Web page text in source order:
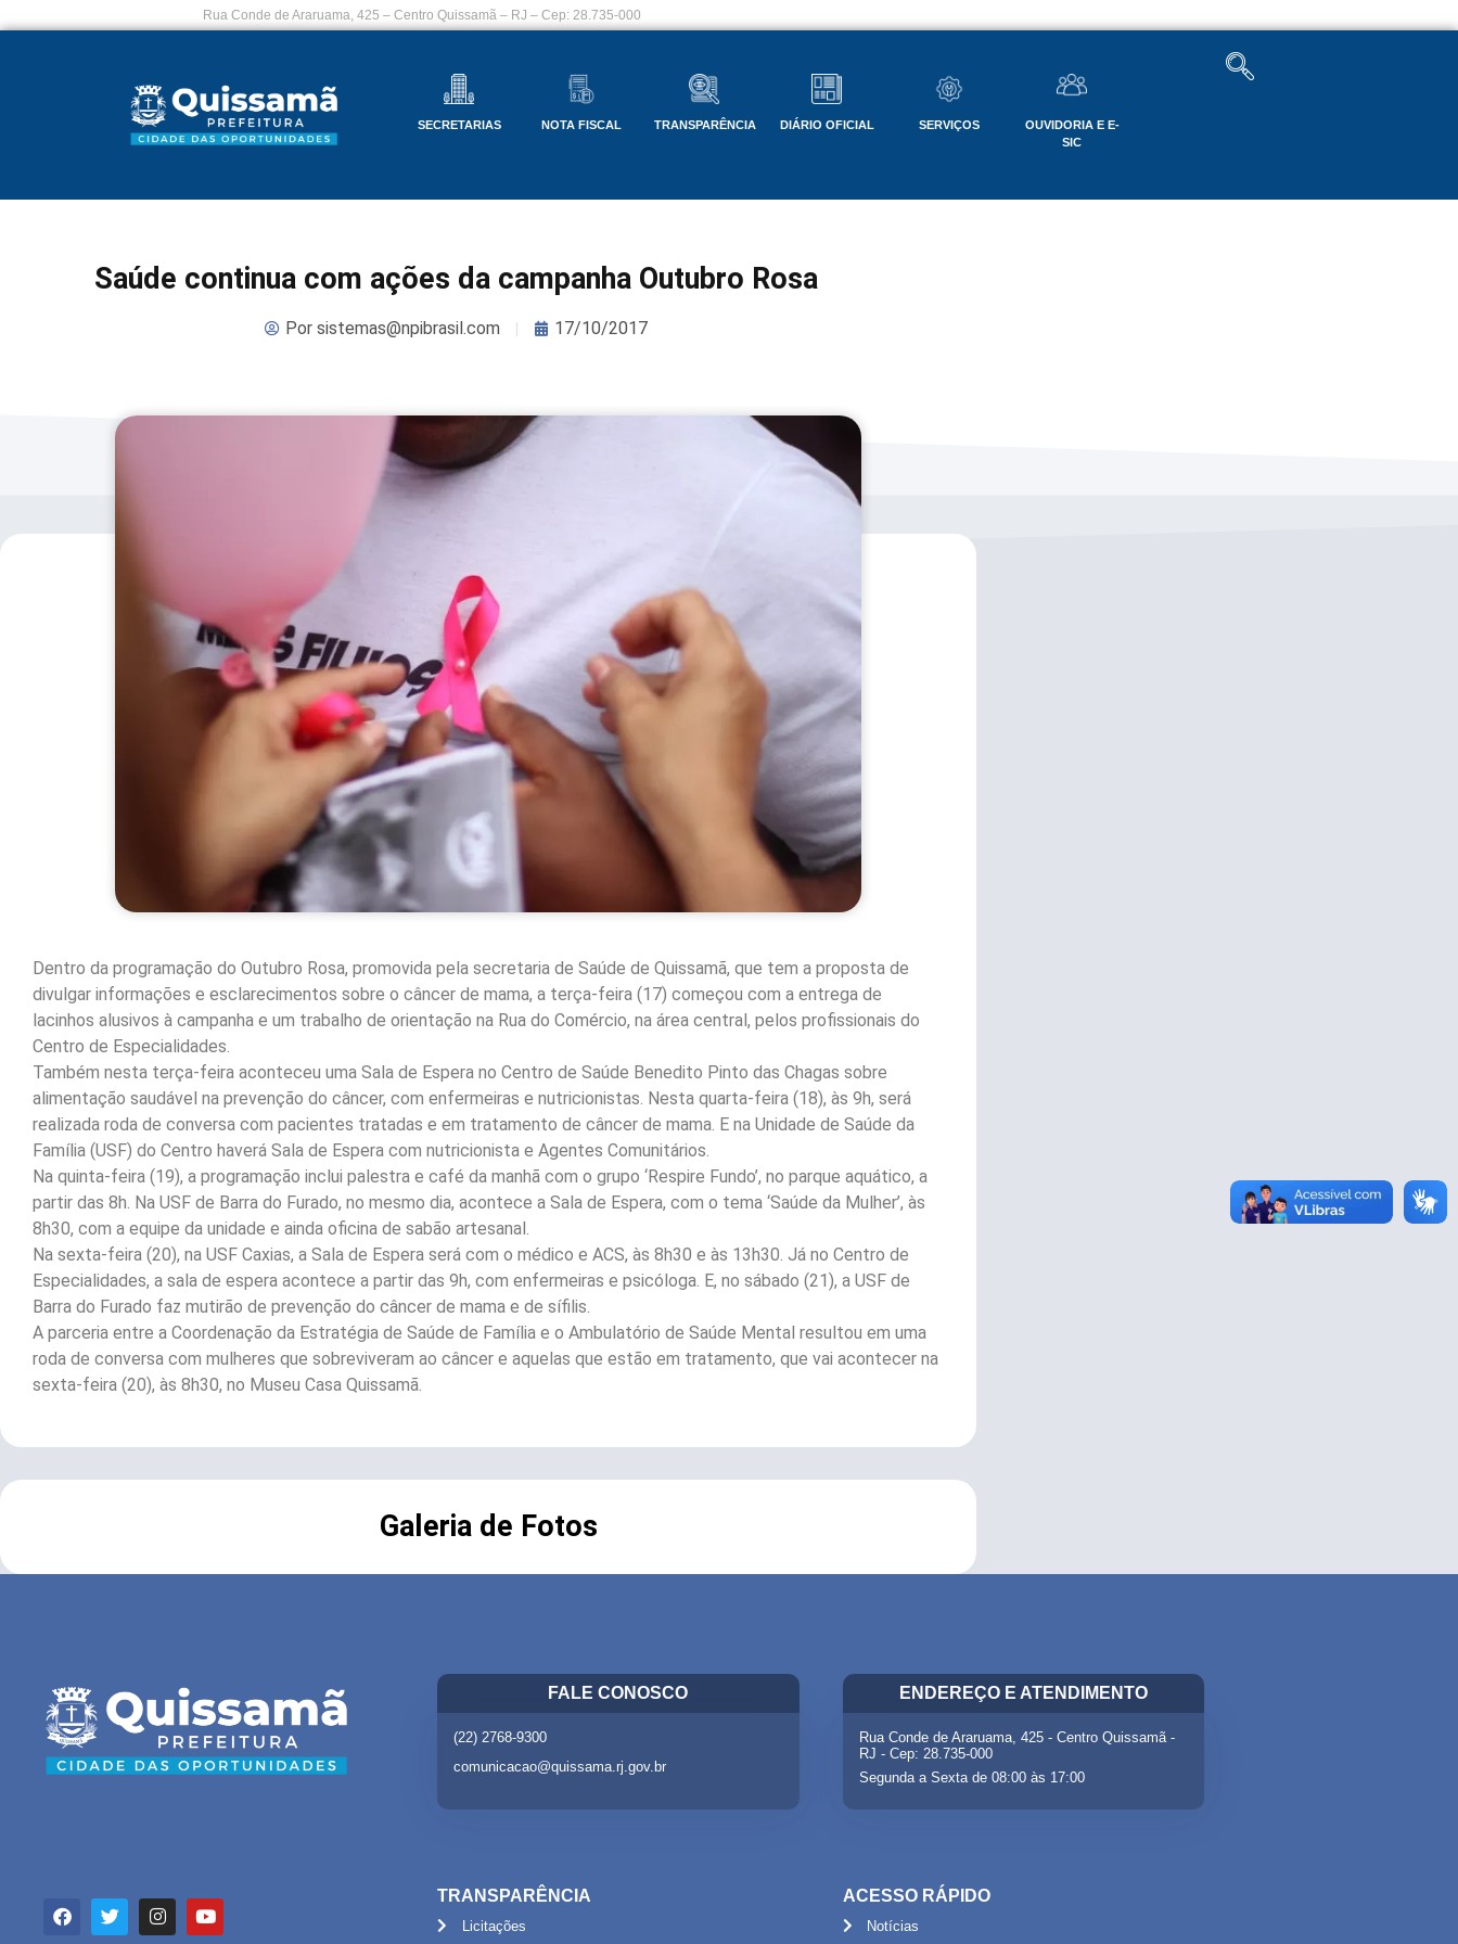
Rua Conde de Araruama, 425 – Centro Quissamã – RJ – Cep: 28.735-000
SECRETARIAS NOTA FISCAL TRANSPARÊNCIA DIÁRIO OFICIAL SERVIÇOS
OUVIDORIA E E-
SIC
Saúde continua com ações da campanha Outubro Rosa
Porsistemas@npibrasil.com 17/10/2017
Dentro da programação do Outubro Rosa, promovida pela secretaria de Saúde de Quissamã, que tem a proposta de
divulgar informações e esclarecimentos sobre o câncer de mama, a terça-feira (17) começou com a entrega de
lacinhos alusivos à campanha e um trabalho de orientação na Rua do Comércio, na área central, pelos profissionais do
Centro de Especialidades.
Também nesta terça-feira aconteceu uma Sala de Espera no Centro de Saúde Benedito Pinto das Chagas sobre
alimentação saudável na prevenção do câncer, com enfermeiras e nutricionistas. Nesta quarta-feira (18), às 9h, será
realizada roda de conversa com pacientes tratadas e em tratamento de câncer de mama. E na Unidade de Saúde da
Família (USF) do Centro haverá Sala de Espera com nutricionista e Agentes Comunitários.
Na quinta-feira (19), a programação inclui palestra e café da manhã com o grupo ‘Respire Fundo’, no parque aquático, a
partir das 8h. Na USF de Barra do Furado, no mesmo dia, acontece a Sala de Espera, com o tema ‘Saúde da Mulher’, às
8h30, com a equipe da unidade e ainda oficina de sabão artesanal.
Na sexta-feira (20), na USF Caxias, a Sala de Espera será com o médico e ACS, às 8h30 e às 13h30. Já no Centro de
Especialidades, a sala de espera acontece a partir das 9h, com enfermeiras e psicóloga. E, no sábado (21), a USF de
Barra do Furado faz mutirão de prevenção do câncer de mama e de sífilis.
A parceria entre a Coordenação da Estratégia de Saúde de Família e o Ambulatório de Saúde Mental resultou em uma
roda de conversa com mulheres que sobreviveram ao câncer e aquelas que estão em tratamento, que vai acontecer na
sexta-feira (20), às 8h30, no Museu Casa Quissamã.
Galeria de Fotos
FALE CONOSCO
(22) 2768-9300
comunicacao@quissama.rj.gov.br
ENDEREÇO E ATENDIMENTO
Rua Conde de Araruama, 425 - Centro Quissamã -
RJ - Cep: 28.735-000
Segunda a Sexta de 08:00 às 17:00
TRANSPARÊNCIA
Licitações
ACESSO RÁPIDO
Notícias